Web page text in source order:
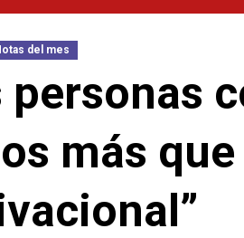
del mes
personas
más